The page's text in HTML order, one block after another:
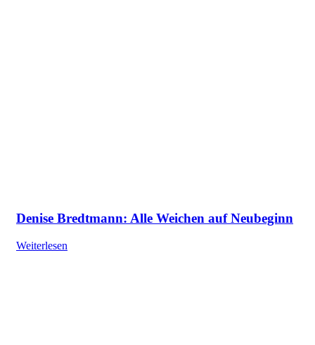
Denise Bredtmann: Alle Weichen auf Neubeginn
Weiterlesen